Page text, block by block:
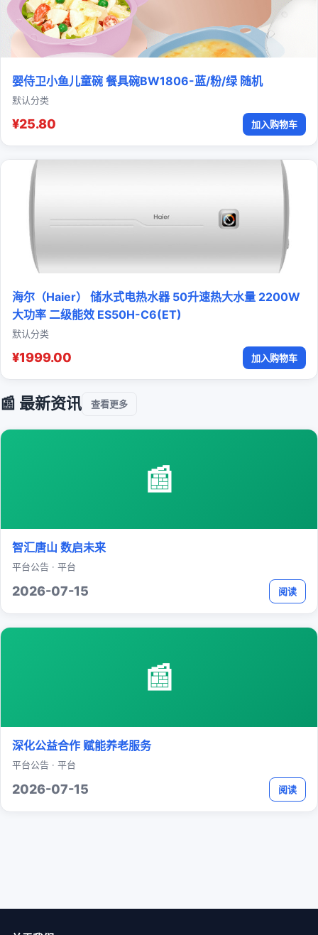
婴侍卫小鱼儿童碗 餐具碗BW1806-蓝/粉/绿 随机
默认分类
¥25.80 加入购物车
海尔（Haier） 储水式电热水器 50升速热大水量 2200W
大功率 二级能效 ES50H-C6(ET)
默认分类
¥1999.00 加入购物车
📰 最新资讯 查看更多
📰
智汇唐山 数启未来
平台公告 · 平台
2026-07-15 阅读
📰
深化公益合作 赋能养老服务
平台公告 · 平台
2026-07-15 阅读